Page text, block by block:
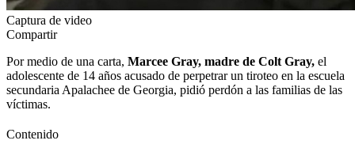
Captura de video
Compartir
Por medio de una carta, Marcee Gray, madre de Colt Gray, el
adolescente de 14 años acusado de perpetrar un tiroteo en la escuela
secundaria Apalachee de Georgia, pidió perdón a las familias de las
víctimas.
Contenido